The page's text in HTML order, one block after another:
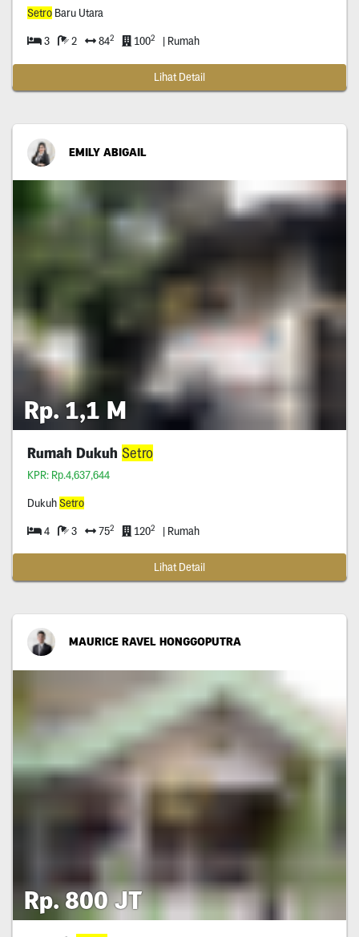
SetroBaru Utara
3 2 842 1002 | Rumah
Lihat Detail
EMILY ABIGAIL
Rp. 1,1 M
Rumah Dukuh Setro
KPR: Rp.4,637,644
DukuhSetro
4 3 752 1202 | Rumah
Lihat Detail
MAURICE RAVEL HONGGOPUTRA
Rp. 800 JT